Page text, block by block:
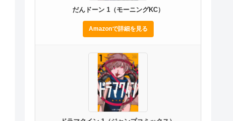
だんドーン 1（モーニングKC）
Amazonで詳細を見る